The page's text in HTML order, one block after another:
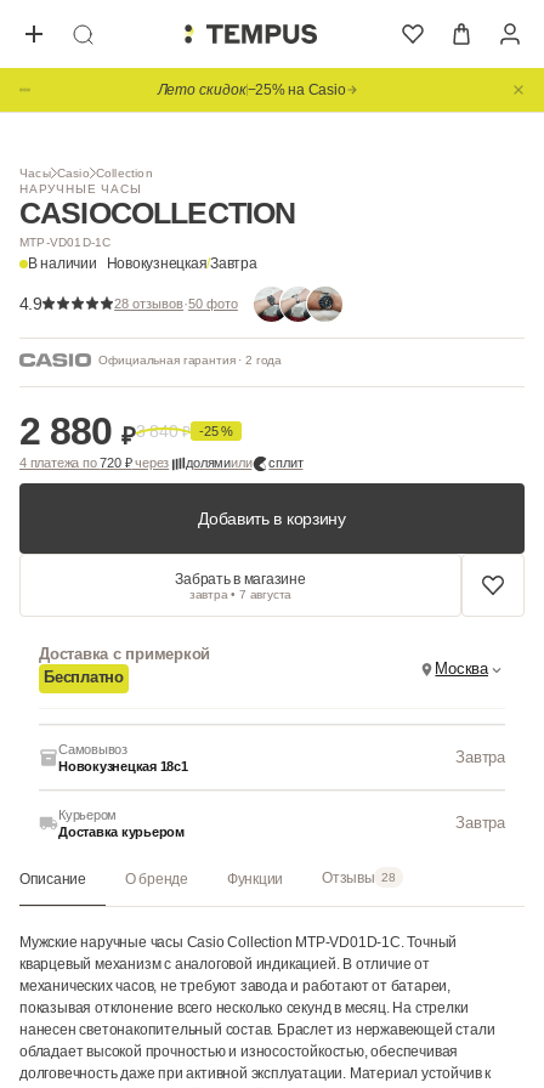
Лето скидок−25% на Casio
Часы Casio Collection
НАРУЧНЫЕ ЧАСЫ
CASIOCOLLECTION
MTP-VD01D-1C
В наличии Новокузнецкая/Завтра
4.9 28 отзывов·50 фото
Официальная гарантия · 2 года
BESTSELLER
1/ 6
2 880 ₽3 840₽ -25 %
4 платежа по720 ₽через долямиили сплит
Добавить в корзину
Забрать в магазине
завтра • 7 августа
Доставка с примеркой
Бесплатно
Москва
Самовывоз
Новокузнецкая 18с1
Завтра
Курьером
Доставка курьером
Завтра
Описание О бренде Функции Отзывы 28
Мужские наручные часы Casio Collection MTP-VD01D-1C. Точный
кварцевый механизм с аналоговой индикацией. В отличие от
механических часов, не требуют завода и работают от батареи,
показывая отклонение всего несколько секунд в месяц. На стрелки
нанесен светонакопительный состав. Браслет из нержавеющей стали
обладает высокой прочностью и износостойкостью, обеспечивая
долговечность даже при активной эксплуатации. Материал устойчив к